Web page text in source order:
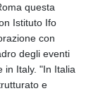
questa
Istituto Ifo
con
degli eventi
in Italy. "In Italia
e